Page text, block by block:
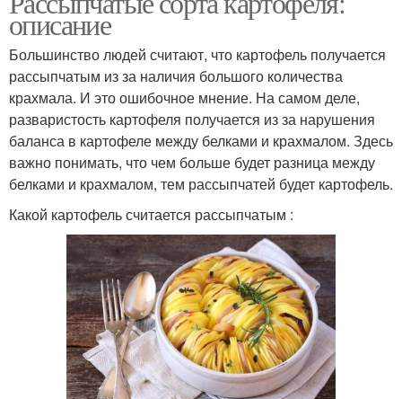
описание
Большинство людей считают, что картофель получается
рассыпчатым из за наличия большого количества
крахмала. И это ошибочное мнение. На самом деле,
разваристость картофеля получается из за нарушения
баланса в картофеле между белками и крахмалом. Здесь
важно понимать, что чем больше будет разница между
белками и крахмалом, тем рассыпчатей будет картофель.
Какой картофель считается рассыпчатым :